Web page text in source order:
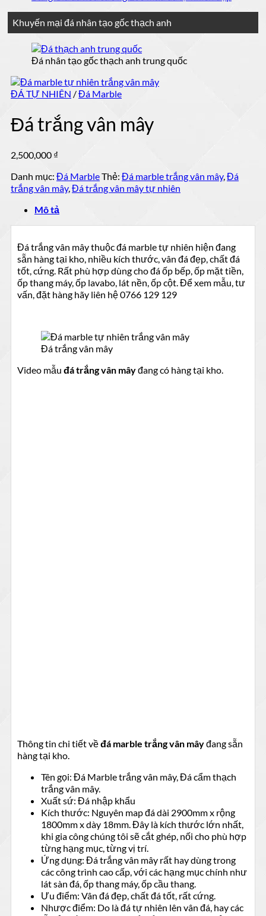
Báo
đá
thang
máy
ở
20
mẫu
ốp
mặt
đẹp
luận
Đá
nền
nhà
đẹp
Khuyến mại đá nhân tạo gốc thạch anh
Đá nhân tạo gốc thạch anh trung quốc
ĐÁ TỰ NHIÊN /Đá Marble
Đá trắng vân mây
2,500,000 ₫
Danh mục: Đá MarbleThẻ: Đá marble trắng vân mây,Đá
trắng vân mây,Đá trắng vân mây tự nhiên
Mô tả
Đá trắng vân mây thuộc đá marble tự nhiên hiện đang
sẵn hàng tại kho, nhiều kích thước, vân đá đẹp, chất đá
tốt, cứng. Rất phù hợp dùng cho đá ốp bếp, ốp mặt tiền,
ốp thang máy, ốp lavabo, lát nền, ốp cột. Để xem mẫu, tư
vấn, đặt hàng hãy liên hệ 0766 129 129
Đá trắng vân mây
Video mẫu đá trắng vân mâyđang có hàng tại kho.
Thông tin chi tiết vềđá marble trắng vân mâyđang sẵn
hàng tại kho.
Tên gọi: Đá Marble trắng vân mây, Đá cẩm thạch
trắng vân mây.
Xuất sứ: Đá nhập khẩu
Kích thước: Nguyên map đá dài 2900mm x rộng
1800mm x dày 18mm. Đây là kích thước lớn nhất,
khi gia công chúng tôi sẽ cắt ghép, nối cho phù hợp
từng hạng mục, từng vị trí.
Ứng dụng: Đá trắng vân mây rất hay dùng trong
các công trình cao cấp, với các hạng mục chính như
lát sàn đá, ốp thang máy, ốp cầu thang.
Ưu điểm: Vân đá đẹp, chất đá tốt, rất cứng.
Nhược điểm: Do là đá tự nhiên lên vân đá, hay các